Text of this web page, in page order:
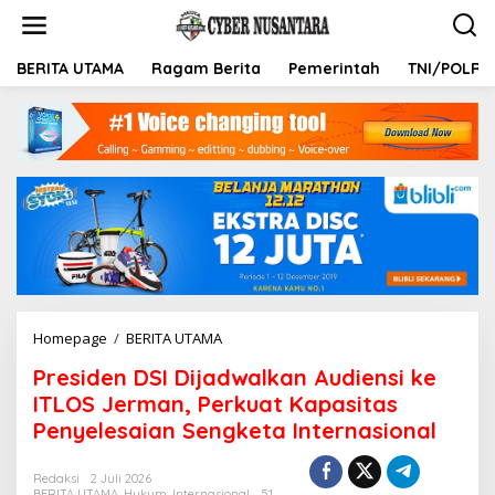
t
BERITA UTAMA Ragam Berita Pemerintah TNI/POLRI
Homepage / BERITA UTAMA
e
s
d
Presiden DSI Dijadwalkan Audiensi ke
ITLOS Jerman, Perkuat Kapasitas
Penyelesaian Sengketa Internasional
Redaksi
2 Juli 2026